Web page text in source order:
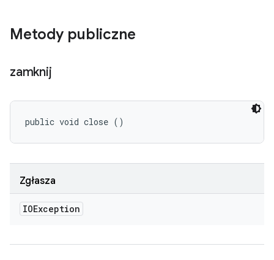
Metody publiczne
zamknij
public void close ()
Zgłasza
IOException